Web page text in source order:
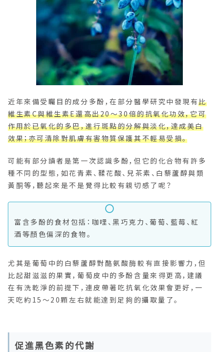
近年來備受矚目的成分多酚，在部分醫學研究中發現有比
維生素C與維生素E還高出20～30倍的抗氧化功效，它可
作用於已氧化的多巴，進行斑點的分解與淡化，達成美白
效果；亦可清除對肌膚有害物質保護其不輕易受損。
可能有部分讀者是第一次認識多酚，但它的化合物有許多
種不同的型態，如花青素、鞣花酸、兒茶素、白藜蘆醇與類
黃酮等，聽起來是不是覺得比較有親切感了呢？
富含多酚的食材包括：咖哩、黑巧克力、葡萄、藍莓、紅
酒等顏色偏深的食物。
尤其是葡萄中的白藜蘆醇對酪氨酸酶較有直接影響力，但
比起甜滋滋的果實，葡萄皮中的多酚含量來得更高，建議
在有洗乾淨的前提下，連皮帶著吃抗氧化效果會更好，一
天吃約15～20顆左右就能達到足夠的攝取量了。
促進黑色素的代謝